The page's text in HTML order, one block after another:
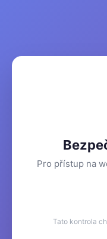
Pro přístup na
Tato kontrola